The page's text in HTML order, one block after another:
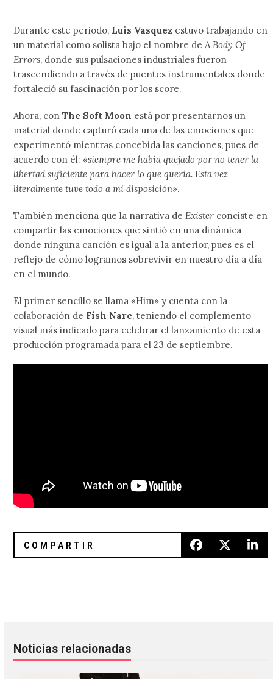
Durante este periodo, Luis Vasquez estuvo trabajando en
un material como solista bajo el nombre de A Body Of
Errors, donde sus pulsaciones industriales fueron
trascendiendo a través de puentes instrumentales donde
fortaleció su fascinación por los score.
Ahora, con The Soft Moon está por presentarnos un
material donde capturó cada una de las emociones que
experimentó mientras concebida las canciones, pues de
acuerdo con él:«siempre me había quejado por no tener la
libertad suficiente para hacer lo que quería. Esta vez
literalmente tuve todo a mi disposición».
También menciona que la narrativa de Exister conciste en
compartir las emociones que sintió en una dinámica
donde ninguna canción es igual a la anterior, pues es el
reflejo de cómo logramos sobrevivir en nuestro día a día
en el mundo.
El primer sencillo se llama «Him» y cuenta con la
colaboración de Fish Narc, teniendo el complemento
visual más indicado para celebrar el lanzamiento de esta
producción programada para el 23 de septiembre.
Noticias relacionadas